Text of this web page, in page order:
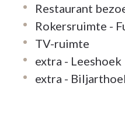
Restaurant
Rokersruimte -
TV-ruimte
extra - Leeshoek
extra -